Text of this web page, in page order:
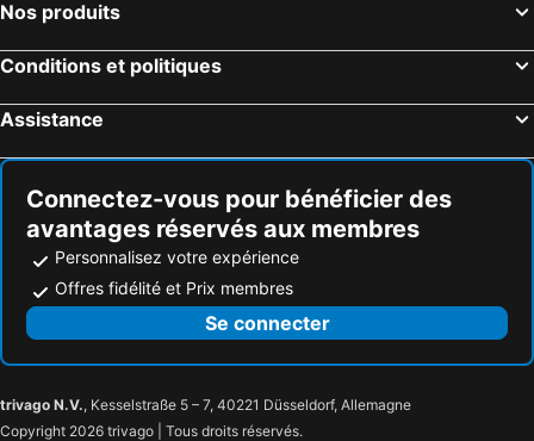
Nos produits
Conditions et politiques
Assistance
Connectez-vous pour bénéficier des
avantages réservés aux membres
Personnalisez votre expérience
Offres fidélité et Prix membres
Se connecter
trivago N.V., Kesselstraße 5 – 7, 40221 Düsseldorf, Allemagne
Copyright 2026 trivago | Tous droits réservés.